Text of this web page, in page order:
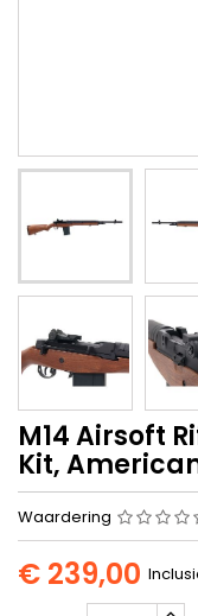
M14 Airsoft
Kit,
Waardering
€ 239,00